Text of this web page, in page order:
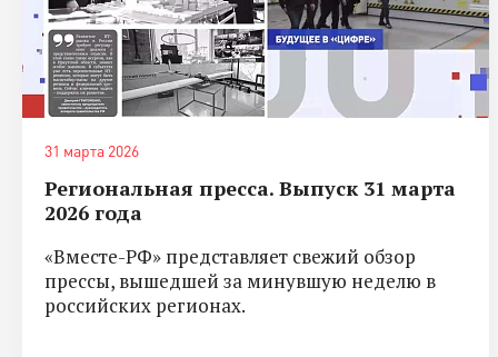
31 марта 2026
Региональная пресса. Выпуск 31 марта
2026 года
«Вместе-РФ» представляет свежий обзор
прессы, вышедшей за минувшую неделю в
российских регионах.